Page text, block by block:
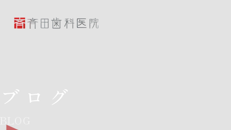
斉田歯科医院
ブログ